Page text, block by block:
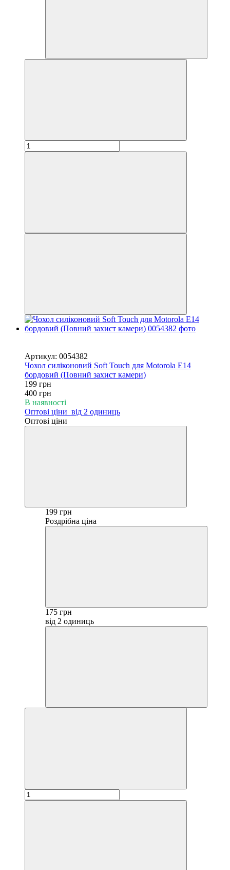
Артикул: 0054382
Чохол силіконовий Soft Touch для Motorola E14
бордовий (Повний захист камери)
199 грн
400 грн
В наявності
Оптові ціни від 2 одиниць
Оптові ціни
199 грн
Роздрібна ціна
175 грн
від 2 одиниць